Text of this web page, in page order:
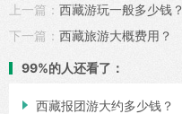
上一篇： 西藏游玩一般多少钱？
下一篇： 西藏旅游大概费用？
99%的人还看了：
 西藏报团游大约多少钱？